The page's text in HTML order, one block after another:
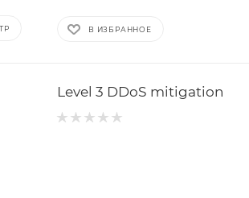
В ИЗБРАННОЕ
Level 3 DDoS mitigation